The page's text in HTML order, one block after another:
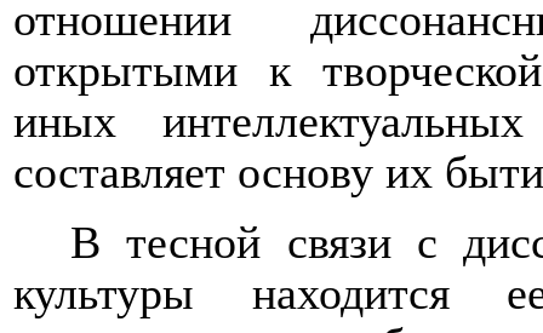
отношении
открытыми к
иных
составляет основу их
В тесной связи с
культуры находится